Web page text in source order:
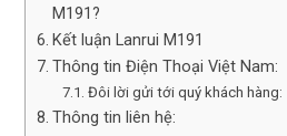
M191?
Kết luận Lanrui M191
Thông tin Điện Thoại Việt Nam:
Đôi lời gửi tới quý khách hàng:
Thông tin liên hệ: